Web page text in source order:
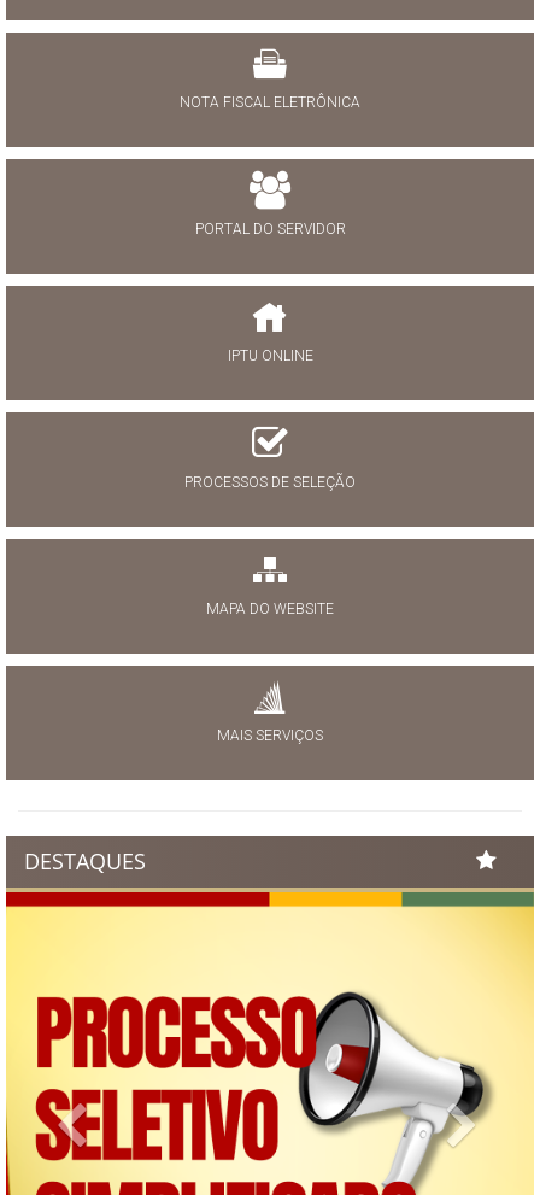
NOTA FISCAL ELETRÔNICA
PORTAL DO SERVIDOR
IPTU ONLINE
PROCESSOS DE SELEÇÃO
MAPA DO WEBSITE
MAIS SERVIÇOS
DESTAQUES
Previous Next